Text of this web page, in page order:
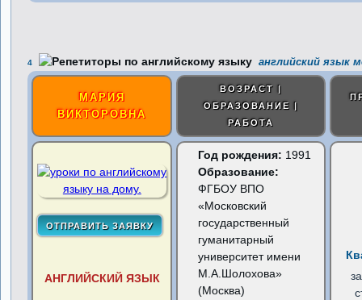
4 английский язык
МАРИЯ
ВИКТОРОВНА
ВОЗРАСТ |
ОБРАЗОВАНИЕ |
РАБОТА
АНГЛИЙСКИЙ ЯЗЫК
Год рождения: 1991
Образование:
ФГБОУ ВПО
«Московский
государственный
гуманитарный
университет имени
М.А.Шолохова»
(Москва)